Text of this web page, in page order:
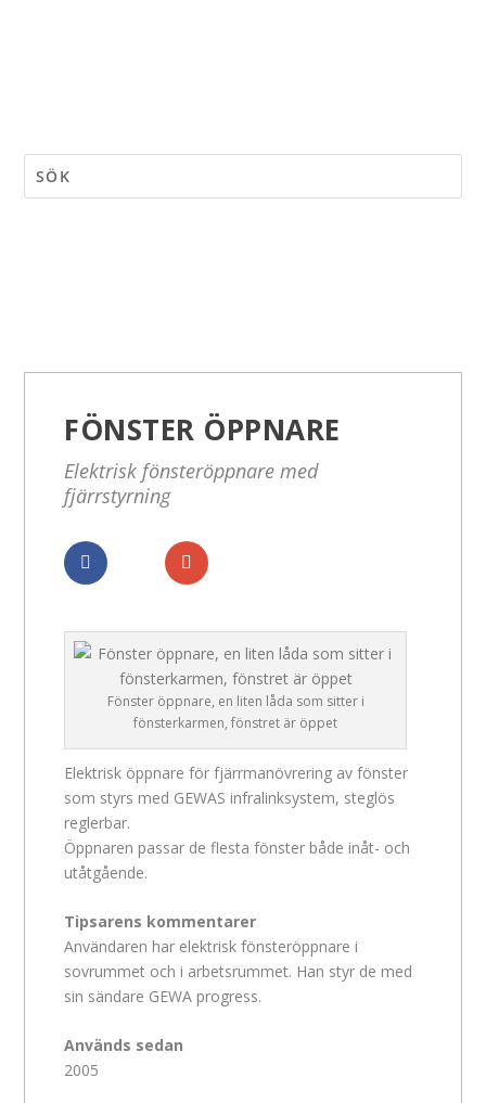
FÖNSTER ÖPPNARE
Elektrisk fönsteröppnare med
fjärrstyrning
Fönster öppnare, en liten låda som sitter i
fönsterkarmen, fönstret är öppet
Elektrisk öppnare för fjärrmanövrering av fönster
som styrs med GEWAS infralinksystem, steglös
reglerbar.
Öppnaren passar de flesta fönster både inåt- och
utåtgående.
Tipsarens kommentarer
Användaren har elektrisk fönsteröppnare i
sovrummet och i arbetsrummet. Han styr de med
sin sändare GEWA progress.
Används sedan
2005